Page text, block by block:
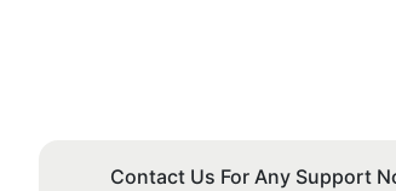
Contact Us For Any Support